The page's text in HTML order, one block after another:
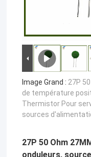
Image Grand : 27P
de température
Thermistor Pour
sources
27P 50 Ohm
onduleurs,